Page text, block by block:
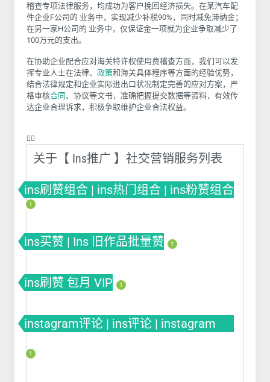
稽查专项法律服务，均成功为客户挽回经济损失。在某汽车配
件企业F公司的 业务中，实现减少补税90%，同时减免滞纳金；
在另一家H公司的 业务中，仅保证金一项就为企业争取减少了
100万元的支出。
在协助企业配合应对海关特许权使用费稽查方面，我们可以发
挥专业人士在法律、 政策和海关具体程序等方面的经验优势，
结合法律规定和企业实际进出口状况制定完善的应对方案，严
格审核合同 、协议等文书，准确把握提交数据等资料，有效传
达企业合理诉求，积极争取维护企业合法权益。
❤️‍🔥
关于【 Ins推广 】社交营销服务列表
ins刷赞组合 | ins热门组合 | ins粉赞组合
1
ins买赞 | Ins 旧作品批量赞 1
ins刷赞 包月 VIP 1
instagram评论 | ins评论 | instagram
comment
1